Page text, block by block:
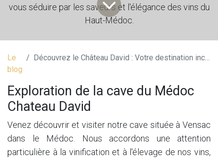
vous séduire par les saveurs et l'élégance des vins du
Haut-Médoc.
Le
blog
Découvrez le Château David : Votre destination incontournable pour explorer la cave du Médoc
Exploration de la cave du Médoc
Chateau David
Venez découvrir et visiter notre cave située à Vensac
dans le Médoc. Nous accordons une attention
particulière à la vinification et à l'élevage de nos vins,